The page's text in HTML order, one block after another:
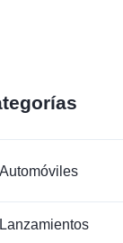
Automóviles
Lanzamientos